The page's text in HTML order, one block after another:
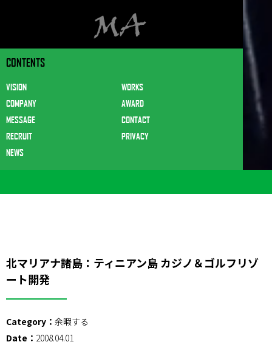
CONTENTS
VISION
COMPANY
MESSAGE
RECRUIT
NEWS
WORKS
AWARD
CONTACT
PRIVACY
北マリアナ諸島：ティニアン島 カジノ＆ゴルフリゾ
ート開発
Category： 余暇する
Date： 2008.04.01